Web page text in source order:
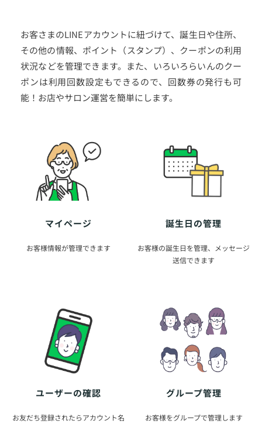
お客さまのLINEアカウントに紐づけて、誕生日や住所、
その他の情報、ポイント（スタンプ）、クーポンの利用
状況などを管理できます。また、いろいろらいんのクー
ポンは利用回数設定もできるので、回数券の発行も可
能！お店やサロン運営を簡単にします。
マイページ
お客様情報が管理できます
誕生日の管理
お客様の誕生日を管理、メッセージ
送信できます
ユーザーの確認
お友だち登録されたらアカウント名
グループ管理
お客様をグループで管理します